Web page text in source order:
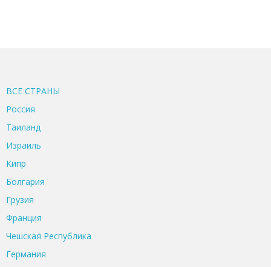
ВСЕ CТРАНЫ
Россия
Таиланд
Израиль
Кипр
Болгария
Грузия
Франция
Чешская Республика
Германия